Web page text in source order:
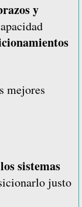
y
mejores
los sistemas
justo